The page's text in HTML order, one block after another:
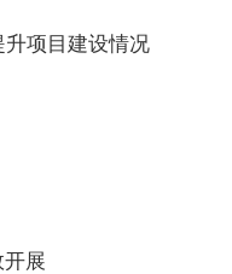
项目建设情况
展